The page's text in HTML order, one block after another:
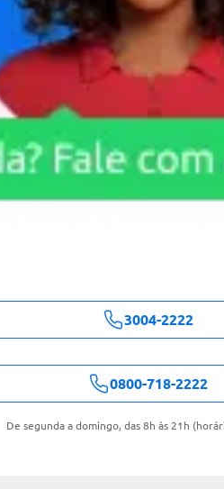
3004-2222
0800-718-2222
De segunda a domingo, das 8h às 21h